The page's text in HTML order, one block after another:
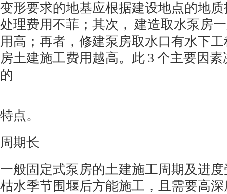
变形要求的地基应根据建设地点的地
处理费用不菲；其次， 建造取水泵房
用高；再者，修建泵房取水口有水下
房土建施工费用越高。此 3 个主要因
的
特点。
周期长
一般固定式泵房的土建施工周期及进
枯水季节围堰后方能施工，且需要高